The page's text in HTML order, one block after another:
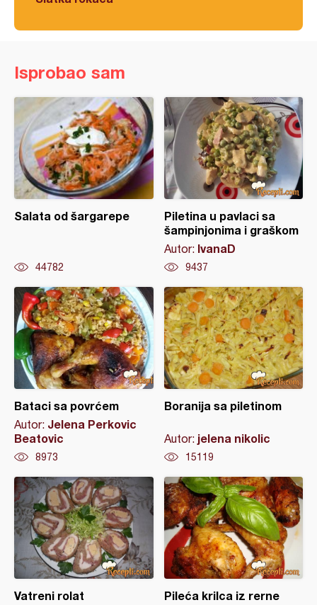
Isprobao sam
Salata od šargarepe
44782
Piletina u pavlaci sa
šampinjonima i graškom
Autor: IvanaD
9437
Bataci sa povrćem
Autor: Jelena Perkovic
Beatovic
8973
Boranija sa piletinom
Autor: jelena nikolic
15119
Vatreni rolat Pileća krilca iz rerne